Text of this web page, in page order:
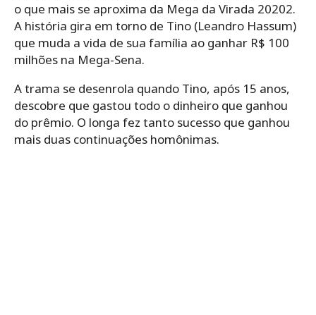
o que mais se aproxima da Mega da Virada 20202.
A história gira em torno de Tino (Leandro Hassum)
que muda a vida de sua família ao ganhar R$ 100
milhões na Mega-Sena.
A trama se desenrola quando Tino, após 15 anos,
descobre que gastou todo o dinheiro que ganhou
do prêmio. O longa fez tanto sucesso que ganhou
mais duas continuações homônimas.